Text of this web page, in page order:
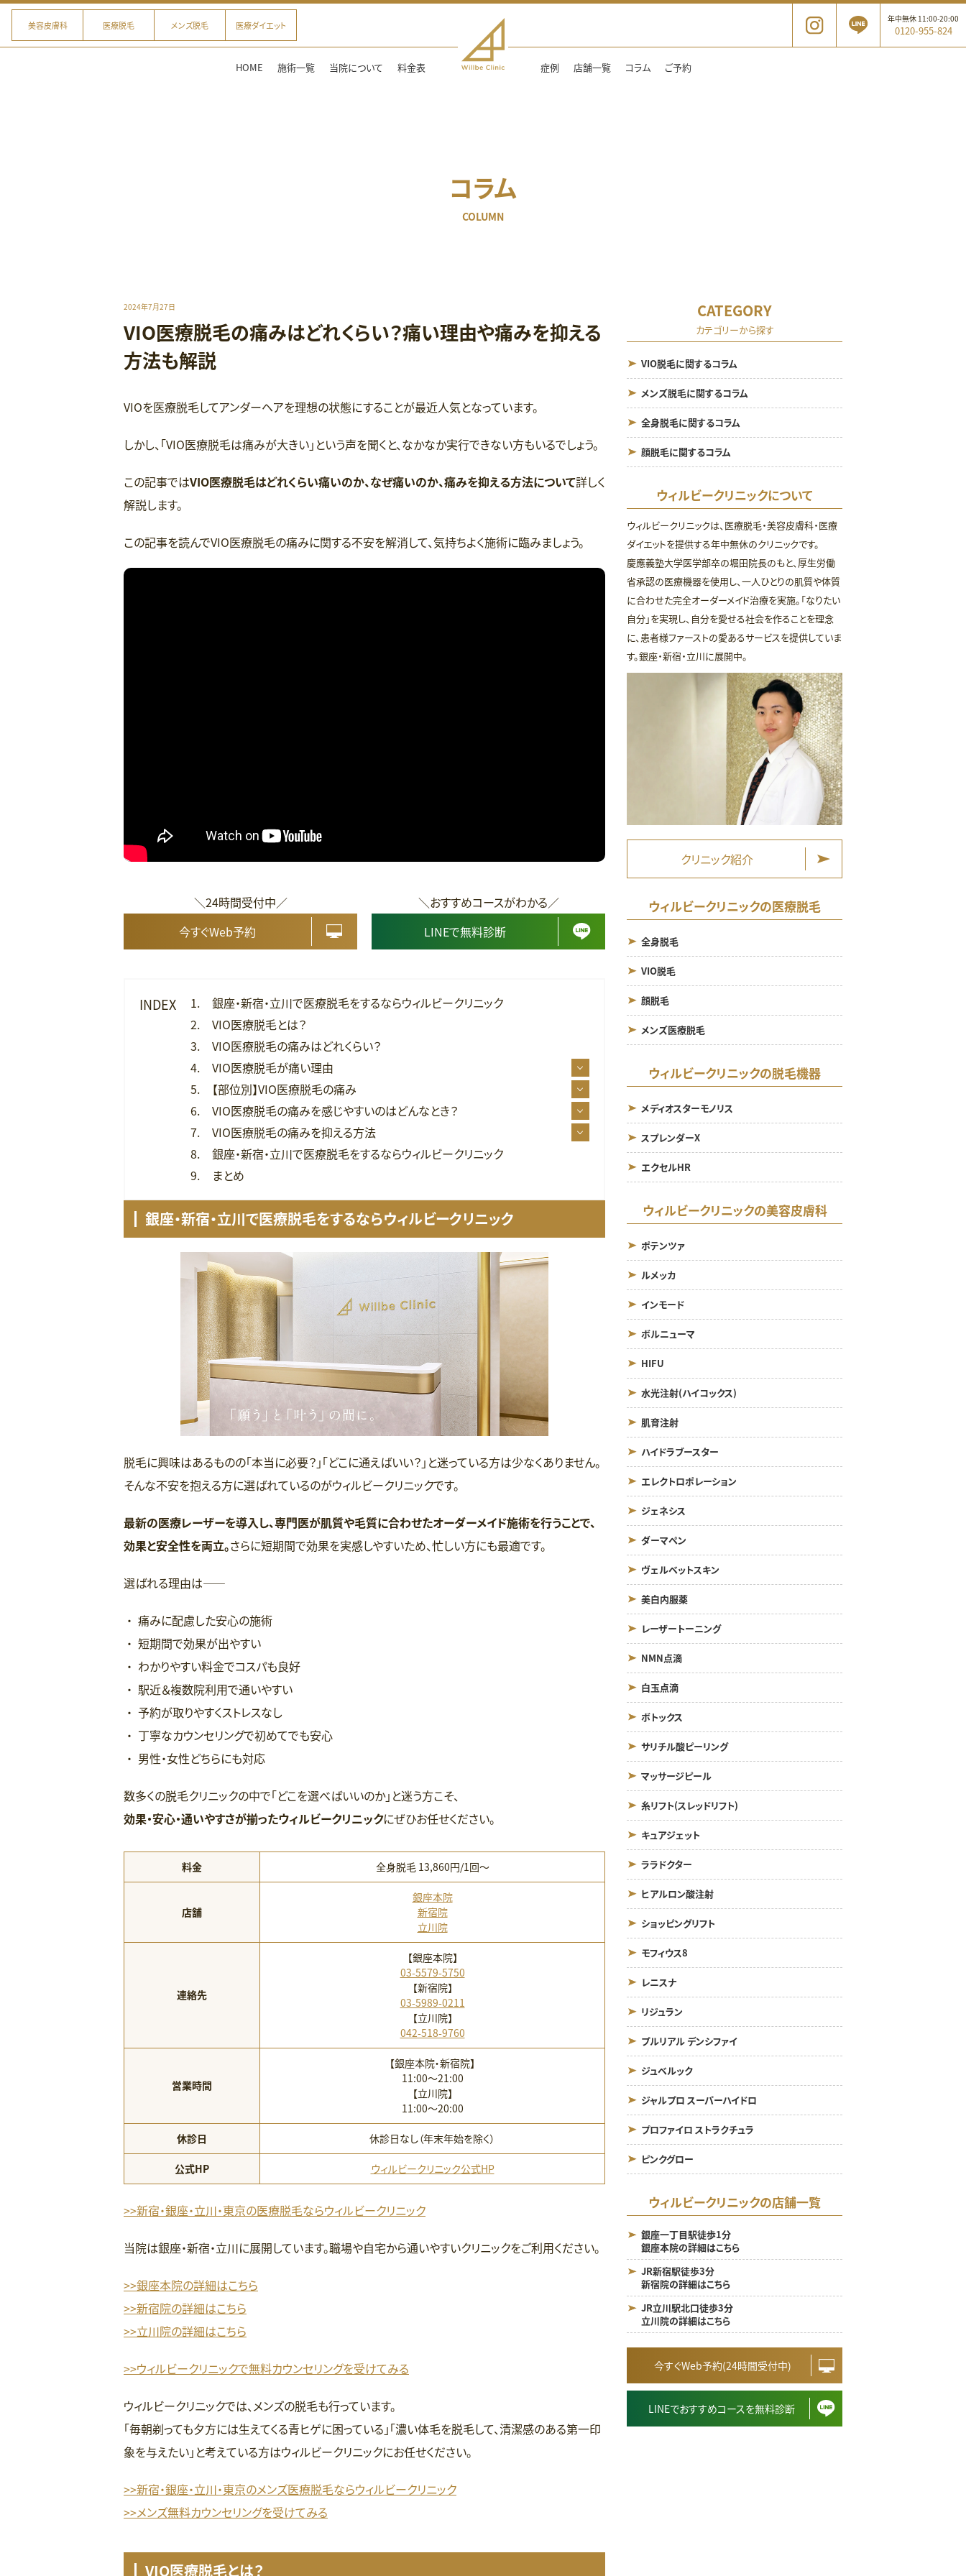
美容皮膚科 医療脱毛 メンズ脱毛 医療ダイエット
年中無休 11:00-20:00
0120-955-824
HOME 施術一覧 当院について 料金表 症例 店舗一覧 コラム ご予約
コラム
COLUMN
2024年7月27日
VIO医療脱毛の痛みはどれくらい？痛い理由や痛みを抑える
方法も解説
VIOを医療脱毛してアンダーヘアを理想の状態にすることが最近人気となっています。
しかし、「VIO医療脱毛は痛みが大きい」という声を聞くと、なかなか実行できない方もいるでしょう。
この記事ではVIO医療脱毛はどれくらい痛いのか、なぜ痛いのか、痛みを抑える方法について詳しく
解説します。
この記事を読んでVIO医療脱毛の痛みに関する不安を解消して、気持ちよく施術に臨みましょう。
＼24時間受付中／
今すぐWeb予約
＼おすすめコースがわかる／
LINEで無料診断
INDEX
銀座・新宿・立川で医療脱毛をするならウィルビークリニック
VIO医療脱毛とは？
VIO医療脱毛の痛みはどれくらい？
VIO医療脱毛が痛い理由
【部位別】VIO医療脱毛の痛み
VIO医療脱毛の痛みを感じやすいのはどんなとき？
VIO医療脱毛の痛みを抑える方法
銀座・新宿・立川で医療脱毛をするならウィルビークリニック
まとめ
銀座・新宿・立川で医療脱毛をするならウィルビークリニック
脱毛に興味はあるものの「本当に必要？」「どこに通えばいい？」と迷っている方は少なくありません。
そんな不安を抱える方に選ばれているのがウィルビークリニックです。
最新の医療レーザーを導入し、専門医が肌質や毛質に合わせたオーダーメイド施術を行うことで、
効果と安全性を両立。さらに短期間で効果を実感しやすいため、忙しい方にも最適です。
選ばれる理由は――
痛みに配慮した安心の施術
短期間で効果が出やすい
わかりやすい料金でコスパも良好
駅近＆複数院利用で通いやすい
予約が取りやすくストレスなし
丁寧なカウンセリングで初めてでも安心
男性・女性どちらにも対応
数多くの脱毛クリニックの中で「どこを選べばいいのか」と迷う方こそ、
効果・安心・通いやすさが揃ったウィルビークリニックにぜひお任せください。
料金 全身脱毛 13,860円/1回〜
店舗
銀座本院
新宿院
立川院
連絡先
【銀座本院】
03-5579-5750
【新宿院】
03-5989-0211
【立川院】
042-518-9760
営業時間
【銀座本院・新宿院】
11:00〜21:00
【立川院】
11:00〜20:00
休診日 休診日なし（年末年始を除く）
公式HP ウィルビークリニック公式HP
>>新宿・銀座・立川・東京の医療脱毛ならウィルビークリニック
当院は銀座・新宿・立川に展開しています。職場や自宅から通いやすいクリニックをご利用ください。
>>銀座本院の詳細はこちら
>>新宿院の詳細はこちら
>>立川院の詳細はこちら
>>ウィルビークリニックで無料カウンセリングを受けてみる
ウィルビークリニックでは、メンズの脱毛も行っています。
「毎朝剃っても夕方には生えてくる青ヒゲに困っている」「濃い体毛を脱毛して、清潔感のある第一印
象を与えたい」と考えている方はウィルビークリニックにお任せください。
>>新宿・銀座・立川・東京のメンズ医療脱毛ならウィルビークリニック
>>メンズ無料カウンセリングを受けてみる
VIO医療脱毛とは？
CATEGORY
カテゴリーから探す
VIO脱毛に関するコラム
メンズ脱毛に関するコラム
全身脱毛に関するコラム
顔脱毛に関するコラム
ウィルビークリニックについて
ウィルビークリニックは、医療脱毛・美容皮膚科・医療
ダイエットを提供する年中無休のクリニックです。
慶應義塾大学医学部卒の堀田院長のもと、厚生労働
省承認の医療機器を使用し、一人ひとりの肌質や体質
に合わせた完全オーダーメイド治療を実施。「なりたい
自分」を実現し、自分を愛せる社会を作ることを理念
に、患者様ファーストの愛あるサービスを提供していま
す。銀座・新宿・立川に展開中。
クリニック紹介
ウィルビークリニックの医療脱毛
全身脱毛
VIO脱毛
顔脱毛
メンズ医療脱毛
ウィルビークリニックの脱毛機器
メディオスターモノリス
スプレンダーX
エクセルHR
ウィルビークリニックの美容皮膚科
ポテンツァ
ルメッカ
インモード
ボルニューマ
HIFU
水光注射(ハイコックス)
肌育注射
ハイドラブースター
エレクトロポレーション
ジェネシス
ダーマペン
ヴェルベットスキン
美白内服薬
レーザートーニング
NMN点滴
白玉点滴
ボトックス
サリチル酸ピーリング
マッサージピール
糸リフト(スレッドリフト)
キュアジェット
ララドクター
ヒアルロン酸注射
ショッピングリフト
モフィウス8
レニスナ
リジュラン
プルリアル デンシファイ
ジュベルック
ジャルプロ スーパーハイドロ
プロファイロ ストラクチュラ
ピンクグロー
ウィルビークリニックの店舗一覧
銀座一丁目駅徒歩1分
銀座本院の詳細はこちら
JR新宿駅徒歩3分
新宿院の詳細はこちら
JR立川駅北口徒歩3分
立川院の詳細はこちら
今すぐWeb予約(24時間受付中)
LINEでおすすめコースを無料診断